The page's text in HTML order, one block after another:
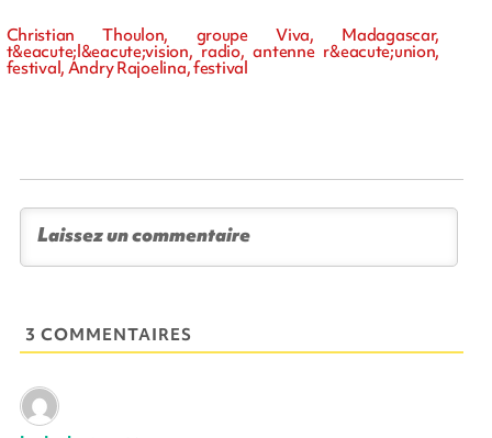
Christian Thoulon, groupe Viva, Madagascar,
t&eacute;l&eacute;vision, radio, antenne r&eacute;union,
festival, Andry Rajoelina, festival
3 COMMENTAIRES